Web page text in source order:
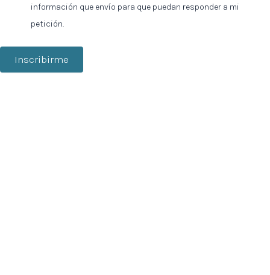
información que envío para que puedan responder a mi
petición.
Inscribirme